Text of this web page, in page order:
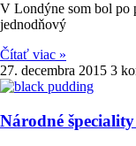
V Londýne som bol po
jednodňový
Čítať viac »
27. decembra 2015 3
Národné